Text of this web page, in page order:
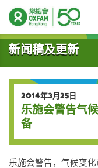
开始主要内容
新闻稿及更新
2014年3月25日
乐施会警告气
备
乐施会警告，气候变